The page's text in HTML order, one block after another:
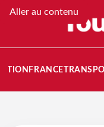
Aller au contenu
FRANCE